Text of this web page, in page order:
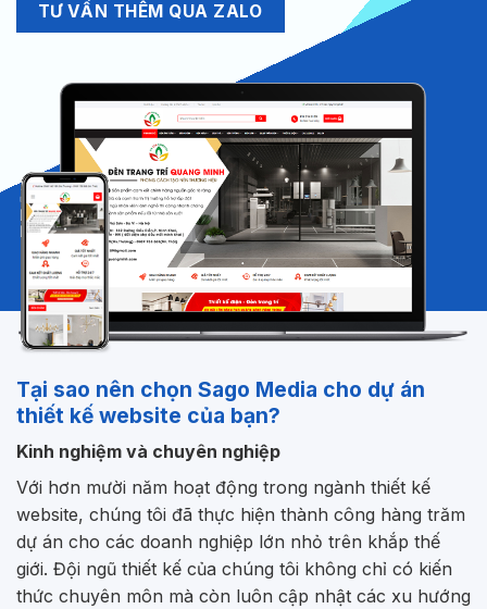
TƯ VẤN THÊM QUA ZALO
Tại sao nên chọn Sago Media cho dự án
thiết kế website của bạn?
Kinh nghiệm và chuyên nghiệp
Với hơn mười năm hoạt động trong ngành thiết kế
website, chúng tôi đã thực hiện thành công hàng trăm
dự án cho các doanh nghiệp lớn nhỏ trên khắp thế
giới. Đội ngũ thiết kế của chúng tôi không chỉ có kiến
thức chuyên môn mà còn luôn cập nhật các xu hướng